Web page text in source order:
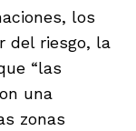
los
del riesgo, la
“las
una
zonas